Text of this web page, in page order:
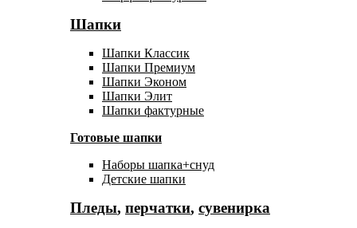
Шапки
Шапки Классик
Шапки Премиум
Шапки Эконом
Шапки Элит
Шапки фактурные
Готовые шапки
Наборы шапка+снуд
Детские шапки
Пледы, перчатки, сувенирка